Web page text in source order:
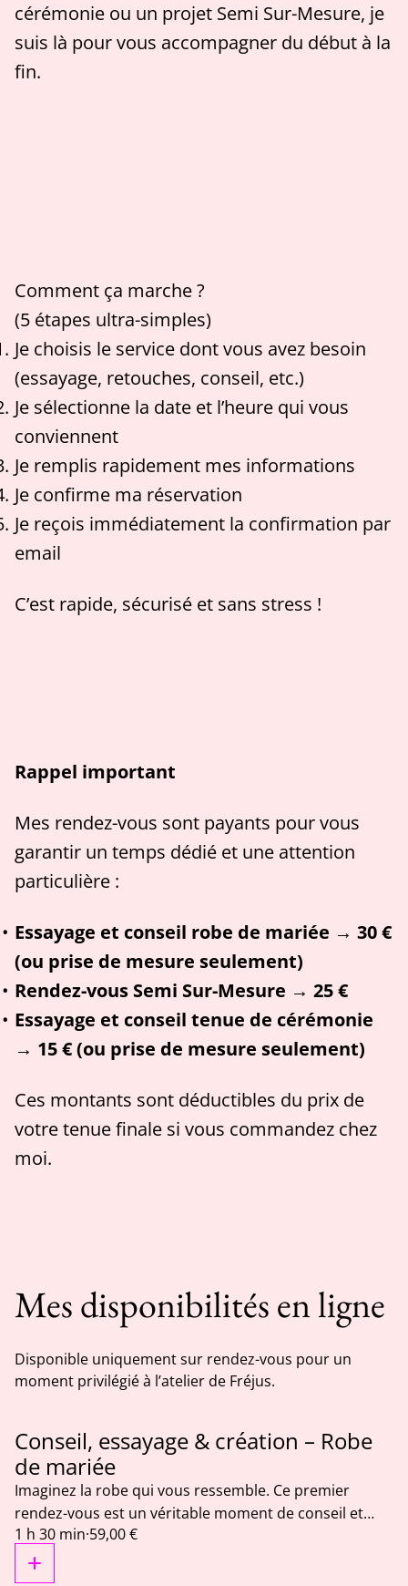
cérémonie ou un projet Semi Sur-Mesure, je
suis là pour vous accompagner du début à la
fin.
Comment ça marche ?
(5 étapes ultra-simples)
Je choisis le service dont vous avez besoin
(essayage, retouches, conseil, etc.)
Je sélectionne la date et l’heure qui vous
conviennent
Je remplis rapidement mes informations
Je confirme ma réservation
Je reçois immédiatement la confirmation par
email
C’est rapide, sécurisé et sans stress !
Rappel important
Mes rendez-vous sont payants pour vous
garantir un temps dédié et une attention
particulière :
Essayage et conseil robe de mariée → 30 €
(ou prise de mesure seulement)
Rendez-vous Semi Sur-Mesure → 25 €
Essayage et conseil tenue de cérémonie
→ 15 € (ou prise de mesure seulement)
Ces montants sont déductibles du prix de
votre tenue finale si vous commandez chez
moi.
Mes disponibilités en ligne
Disponible uniquement sur rendez-vous pour un
moment privilégié à l’atelier de Fréjus.
Conseil, essayage & création – Robe
de mariée
Imaginez la robe qui vous ressemble. Ce premier
rendez-vous est un véritable moment de conseil et
d'essayage pour vous accompagner dans le choix de
votre future robe de mariée. Selon votre projet, vous
pourrez : - essayer les modèles disponibles à l'atelier ; -
1 h 30 min·59,00 €